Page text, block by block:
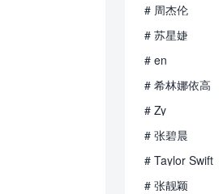
# 周杰伦
# 苏星婕
# en
# 希林娜依高
# Zy
# 张碧晨
# Taylor Swift
# 张靓颖